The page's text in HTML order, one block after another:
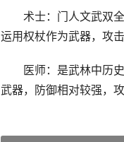
术士：门人文武双全
运用权杖作为武器，攻
医师：是武林中历史
武器，防御相对较强，攻